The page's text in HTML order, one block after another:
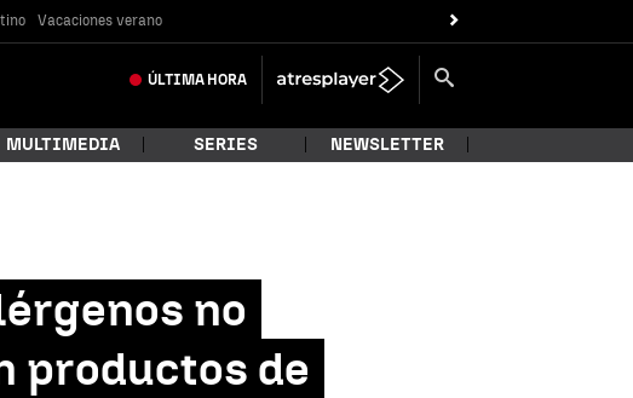
Vacaciones verano
ÚLTIMA HORA
MULTIMEDIA SERIES NEWSLETTER
no
productos de